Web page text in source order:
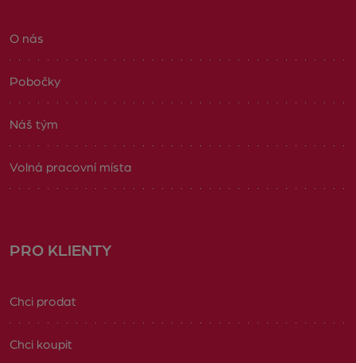
O nás
Pobočky
Náš tým
Volná pracovní místa
PRO KLIENTY
Chci prodat
Chci koupit